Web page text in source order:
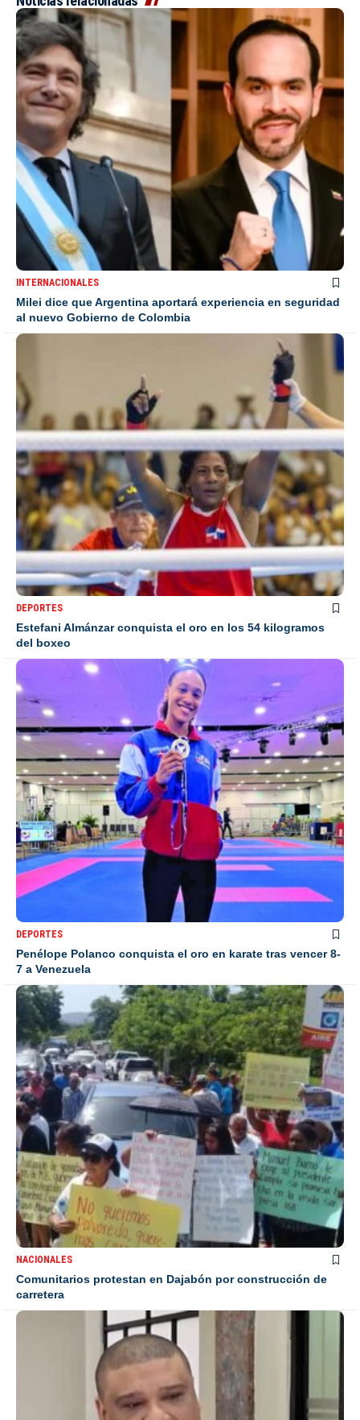
INTERNACIONALES
Milei dice que Argentina aportará experiencia en seguridad
al nuevo Gobierno de Colombia
DEPORTES
Estefani Almánzar conquista el oro en los 54 kilogramos
del boxeo
DEPORTES
Penélope Polanco conquista el oro en karate tras vencer 8-
7 a Venezuela
NACIONALES
Comunitarios protestan en Dajabón por construcción de
carretera